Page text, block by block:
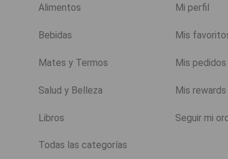
Alimentos
Bebidas
Mates y Termos
Salud y Belleza
Libros
Todas las categorías
Mi perfil
Mis
Mis pedidos
Mis rewards
Seguir mi